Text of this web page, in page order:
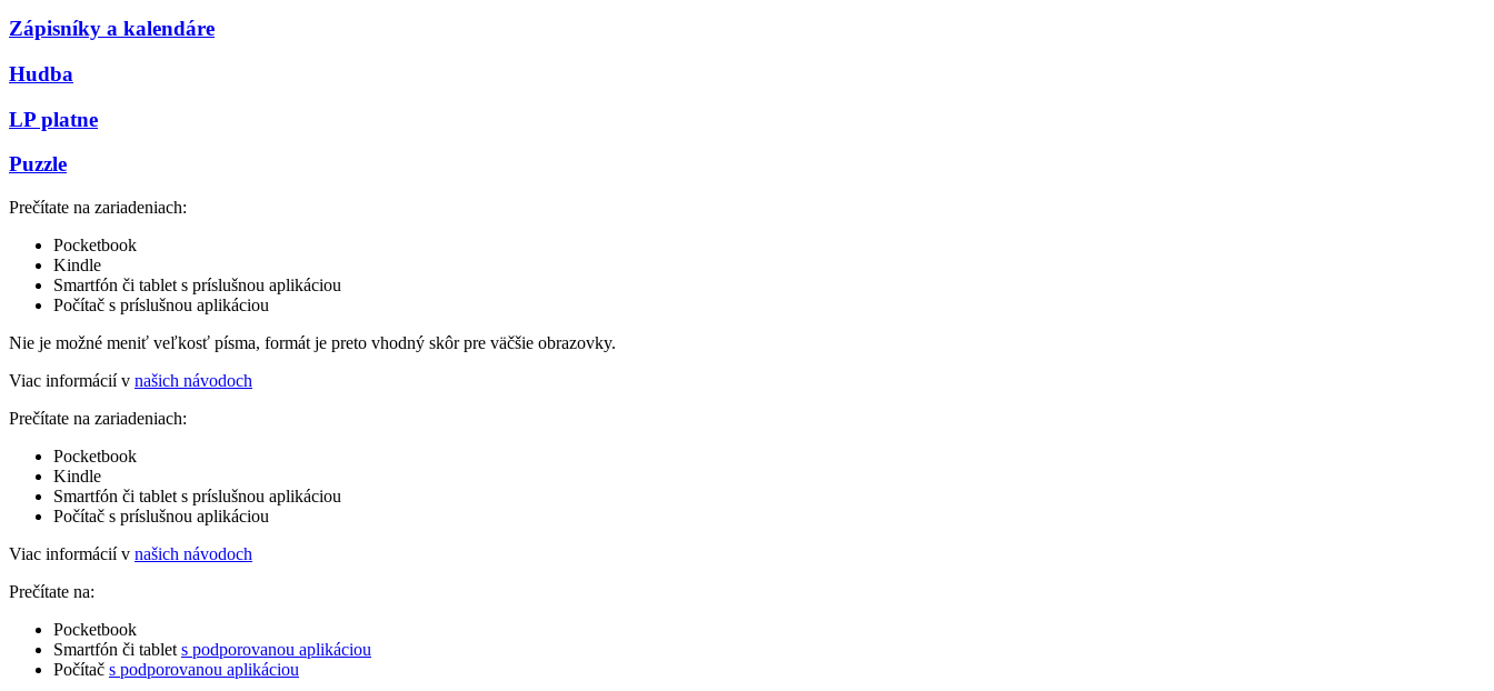
Zápisníky a kalendáre
Hudba
LP platne
Puzzle
Prečítate na zariadeniach:
Pocketbook
Kindle
Smartfón či tablet s príslušnou aplikáciou
Počítač s príslušnou aplikáciou
Nie je možné meniť veľkosť písma, formát je preto vhodný skôr pre väčšie obrazovky.
Viac informácií v našich návodoch
Prečítate na zariadeniach:
Pocketbook
Kindle
Smartfón či tablet s príslušnou aplikáciou
Počítač s príslušnou aplikáciou
Viac informácií v našich návodoch
Prečítate na:
Pocketbook
Smartfón či tablet s podporovanou aplikáciou
Počítač s podporovanou aplikáciou